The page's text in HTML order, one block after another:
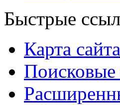
Быстрые
Карта сайта
Поисковые